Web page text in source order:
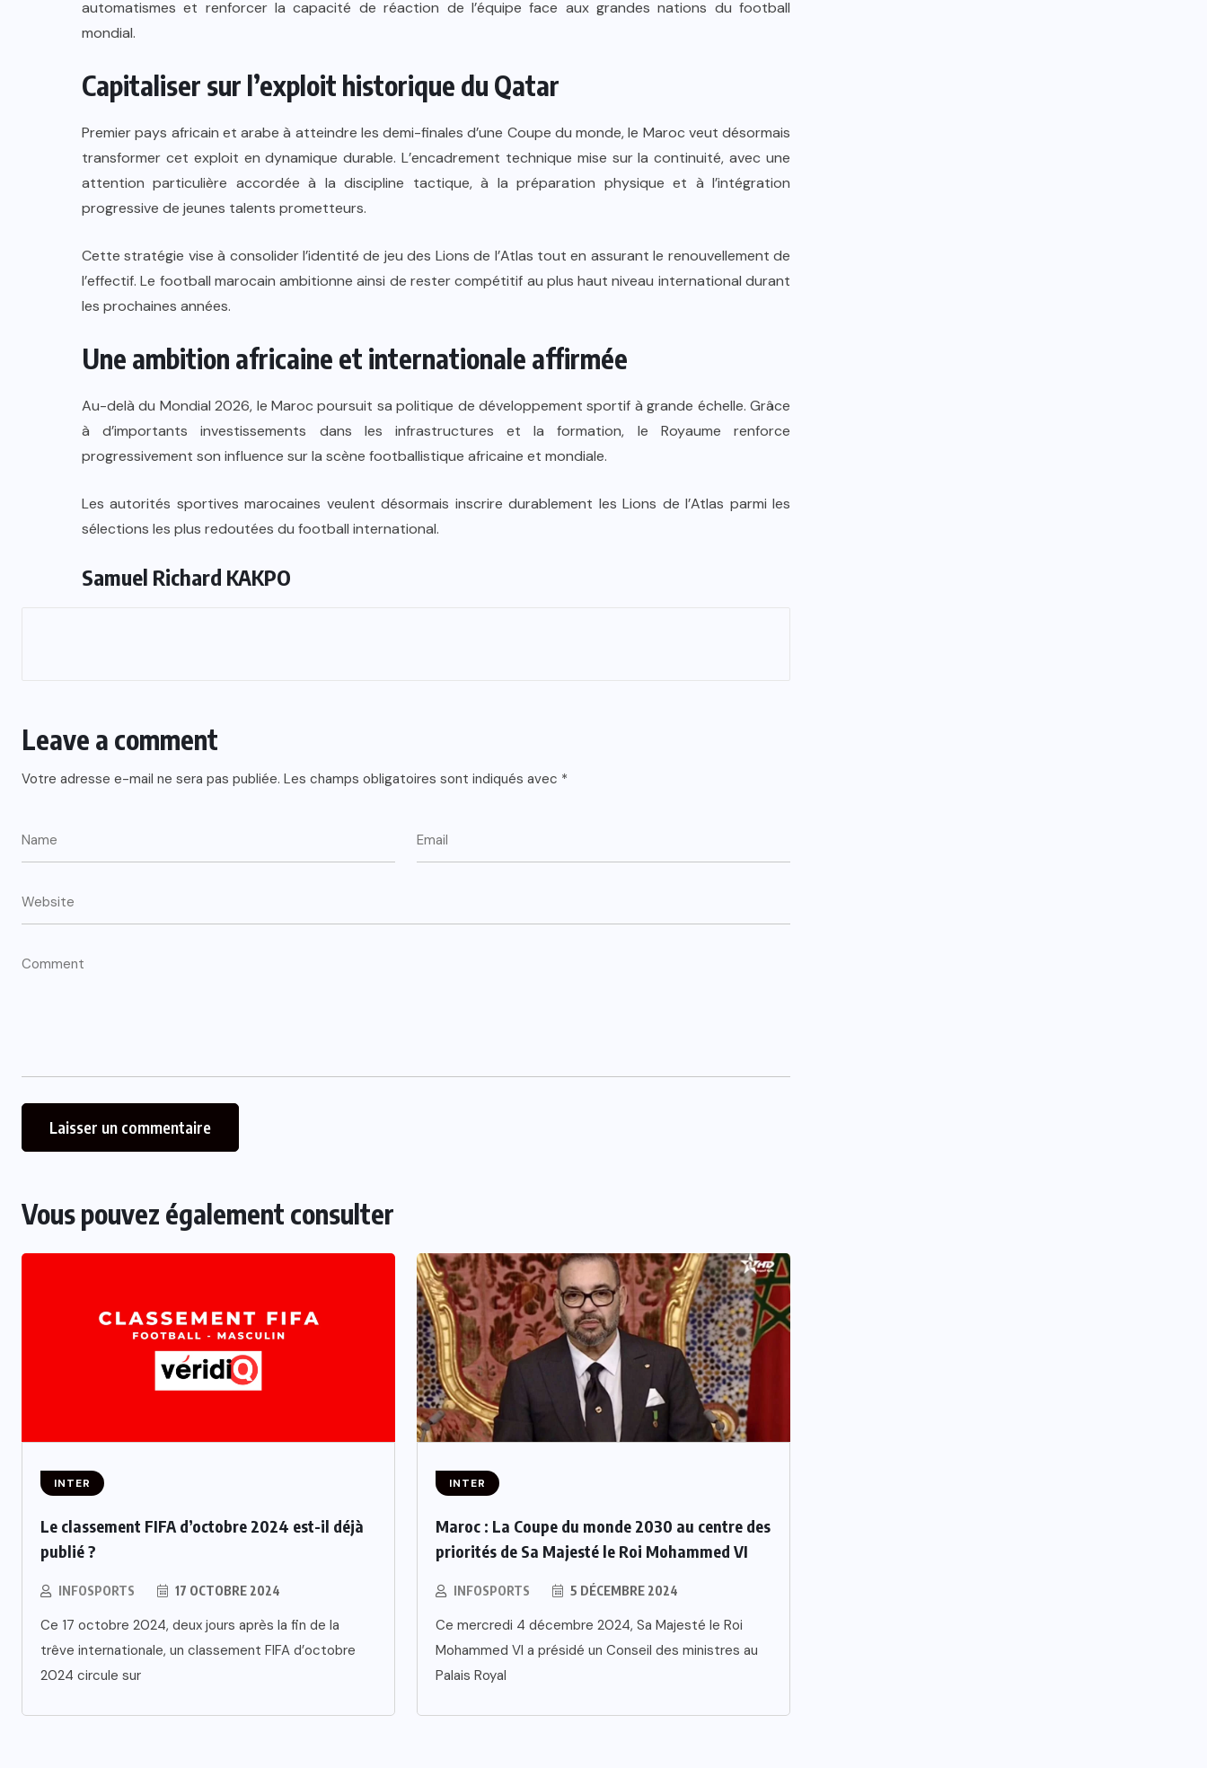
automatismes et renforcer la capacité de réaction de l’équipe face aux grandes nations du football
mondial.
Capitaliser sur l’exploit historique du Qatar
Premier pays africain et arabe à atteindre les demi-finales d’une Coupe du monde, le Maroc veut désormais
transformer cet exploit en dynamique durable. L’encadrement technique mise sur la continuité, avec une
attention particulière accordée à la discipline tactique, à la préparation physique et à l’intégration
progressive de jeunes talents prometteurs.
Cette stratégie vise à consolider l’identité de jeu des Lions de l’Atlas tout en assurant le renouvellement de
l’effectif. Le football marocain ambitionne ainsi de rester compétitif au plus haut niveau international durant
les prochaines années.
Une ambition africaine et internationale affirmée
Au-delà du Mondial 2026, le Maroc poursuit sa politique de développement sportif à grande échelle. Grâce
à d’importants investissements dans les infrastructures et la formation, le Royaume renforce
progressivement son influence sur la scène footballistique africaine et mondiale.
Les autorités sportives marocaines veulent désormais inscrire durablement les Lions de l’Atlas parmi les
sélections les plus redoutées du football international.
Samuel Richard KAKPO
Leave a comment
Votre adresse e-mail ne sera pas publiée. Les champs obligatoires sont indiqués avec *
Vous pouvez également consulter
INTER
Le classement FIFA d’octobre 2024 est-il déjà
publié ?
INFOSPORTS 17 OCTOBRE 2024
Ce 17 octobre 2024, deux jours après la fin de la
trêve internationale, un classement FIFA d’octobre
2024 circule sur
INTER
Maroc : La Coupe du monde 2030 au centre des
priorités de Sa Majesté le Roi Mohammed VI
INFOSPORTS 5 DÉCEMBRE 2024
Ce mercredi 4 décembre 2024, Sa Majesté le Roi
Mohammed VI a présidé un Conseil des ministres au
Palais Royal